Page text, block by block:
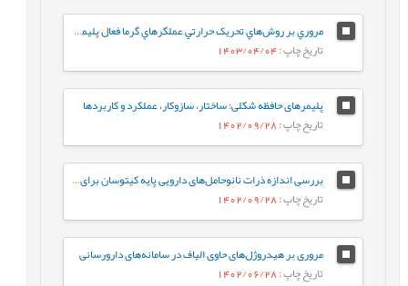
مروري بر روش‌هاي تحريک حرارتي عملگرهاي گرما فعال پليمري تابيده و مارپيچ شده
تاریخ چاپ: 1403/04/04
پلیمرهای حافظه شکلی: ساختار، سازوکار، عملکرد و کاربردها
تاریخ چاپ: 1402/09/28
بررسی اندازه ذرات نانوحامل‌های دارویی پایه کیتوسان برای رهایش داروی ضد تومور 5 فلورواوراسیل
تاریخ چاپ: 1402/09/28
مروری بر هیدروژل‌های حاوی الیاف در سامانه‌های دارورسانی
تاریخ چاپ: 1402/06/28